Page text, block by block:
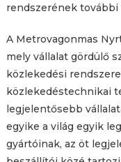
rendszerének további
A Metrovagonmas
mely vállalat gördülő
közlekedési
közlekedéstechnikai
legjelentősebb
egyike a világ egyik
gyártóinak, az öt